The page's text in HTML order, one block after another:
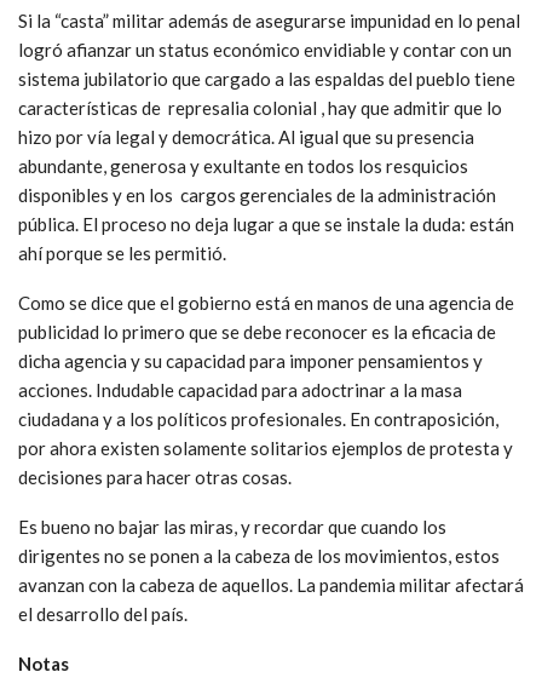
Si la “casta” militar además de asegurarse impunidad en lo penal
logró afianzar un status económico envidiable y contar con un
sistema jubilatorio que cargado a las espaldas del pueblo tiene
características de represalia colonial , hay que admitir que lo
hizo por vía legal y democrática. Al igual que su presencia
abundante, generosa y exultante en todos los resquicios
disponibles y en los cargos gerenciales de la administración
pública. El proceso no deja lugar a que se instale la duda: están
ahí porque se les permitió.
Como se dice que el gobierno está en manos de una agencia de
publicidad lo primero que se debe reconocer es la eficacia de
dicha agencia y su capacidad para imponer pensamientos y
acciones. Indudable capacidad para adoctrinar a la masa
ciudadana y a los políticos profesionales. En contraposición,
por ahora existen solamente solitarios ejemplos de protesta y
decisiones para hacer otras cosas.
Es bueno no bajar las miras, y recordar que cuando los
dirigentes no se ponen a la cabeza de los movimientos, estos
avanzan con la cabeza de aquellos. La pandemia militar afectará
el desarrollo del país.
Notas